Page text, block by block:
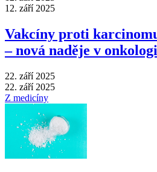
12. září 2025
Vakcíny proti
–⁠ nová naděje v
22. září 2025
22. září 2025
Z medicíny